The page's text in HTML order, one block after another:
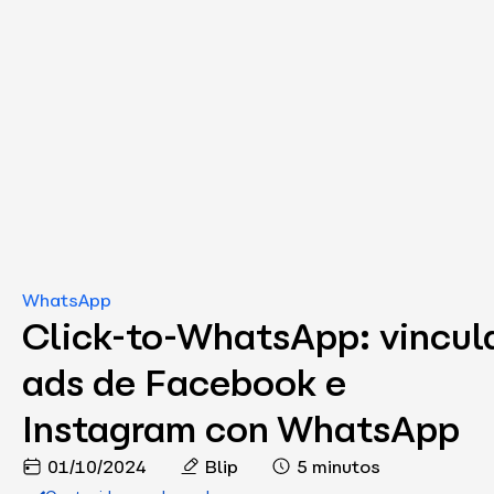
WhatsApp
Click-to-WhatsApp:
ads de Facebook e
Instagram con WhatsApp
01/10/2024 Blip 5 minutos